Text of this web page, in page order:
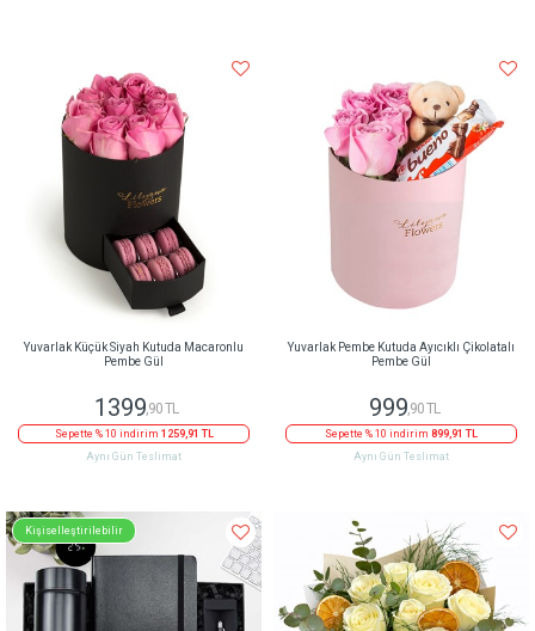
Yuvarlak Küçük Siyah Kutuda Macaronlu
Pembe Gül
1399,90 TL
Sepette % 10 indirim 1259,91 TL
Aynı Gün Teslimat
Yuvarlak Pembe Kutuda Ayıcıklı Çikolatalı
Pembe Gül
999,90 TL
Sepette % 10 indirim 899,91 TL
Aynı Gün Teslimat
Kişiselleştirilebilir